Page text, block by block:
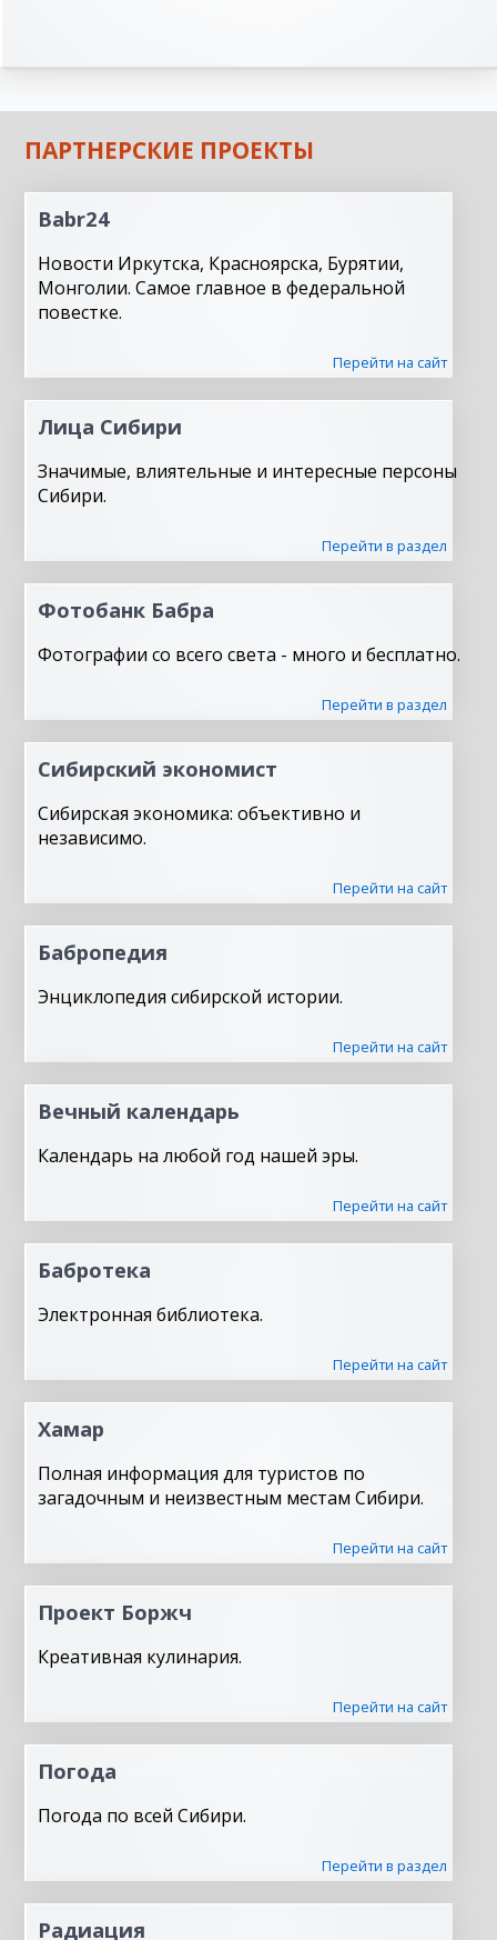
ПАРТНЕРСКИЕ ПРОЕКТЫ
Babr24
Новости Иркутска, Красноярска, Бурятии,
Монголии. Самое главное в федеральной
повестке.
Перейти на сайт
Лица Сибири
Значимые, влиятельные и интересные персоны
Сибири.
Перейти в раздел
Фотобанк Бабра
Фотографии со всего света - много и бесплатно.
Перейти в раздел
Сибирский экономист
Сибирская экономика: объективно и
независимо.
Перейти на сайт
Бабропедия
Энциклопедия сибирской истории.
Перейти на сайт
Вечный календарь
Календарь на любой год нашей эры.
Перейти на сайт
Бабротека
Электронная библиотека.
Перейти на сайт
Хамар
Полная информация для туристов по
загадочным и неизвестным местам Сибири.
Перейти на сайт
Проект Боржч
Креативная кулинария.
Перейти на сайт
Погода
Погода по всей Сибири.
Перейти в раздел
Радиация